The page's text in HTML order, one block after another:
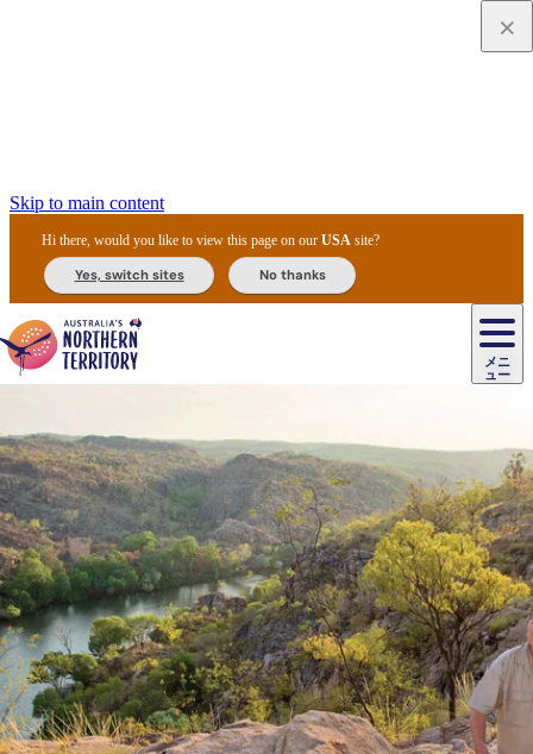
Skip to main content
Hi there, would you like to view this page on ourUSA site?
Yes, switch sites No thanks
メニ
ュー
メ
イ
ン
ナ
ビ
ゲ
ー
シ
最
も
人
気
が
高
ロ
ッ
ク
ウ
ィ
プ
リ
ズ
ゥ
国
立
公
園
ー
ル
立
公
園
タ
ル
カ
国
立
公
園
テ
ィ
ウ
ィ
諸
島
ニ
ト
ミ
ク
国
立
公
園
ル
ル
ズ・
マ
ー
ブ
ル
ズ
保
護
区
ジ
ジ
ス
マ
ド
ネ
ル
国
立
公
園
体
験
化
体
験
リ
ン
と
イ
ト
テ
ィ
ビ
テ
ィ
自
然
生
生
物
歴
史
と
伝
統
釣
り
グ
ジ
ュ
リ
ー
な
体
験
ピ
グ
&
グ
ラ
ン
ピ
ン
グ
旅
の
コ
ツ
計
画
と
泊
施
設
ツ
ア
＆
レ
ル
＆
オ
フ
ァ
ー
ウォーキング＆ハイキング
ショート・ウォーク